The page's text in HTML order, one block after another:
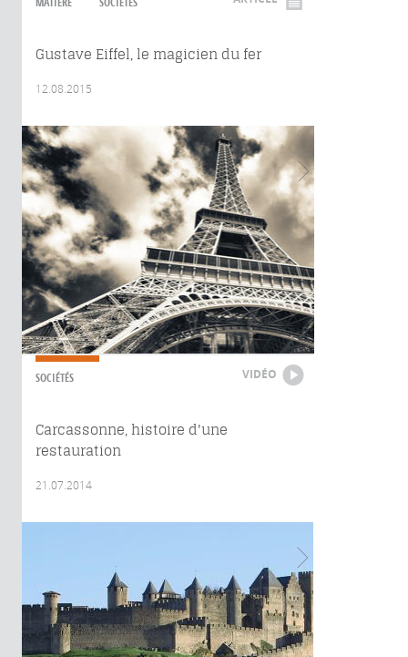
Gustave Eiffel, le magicien du fer
12.08.2015
SOCIÉTÉS VIDÉO
Carcassonne, histoire d'une
restauration
21.07.2014